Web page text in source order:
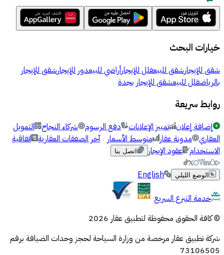
خيارات البحث
شقق للإيجارشقق للبيعفلل للإيجارأراضي للبيعدور للإيجارشقق للإيجار
بالرياضفلل للبيعشقق للإيجار بجدة
روابط سريعة
إضافة إعلان تمييز الإعلانات دفع الرسوم شركاء النجاح التمويل
العقاري مدونة عقار متوسط الأسعار آخر الصفقات العقارية اتفاقية
الاستخدام عقود الإيجار اتصل بنا
الوضع الليلي
English
خدمة التبرع السريع
© كافة الحقوق محفوظة لتطبيق عقار 2026
شركة تطبيق عقار مرخصة من وزارة السياحة لحجز وحدات الضيافة برقم
73106505